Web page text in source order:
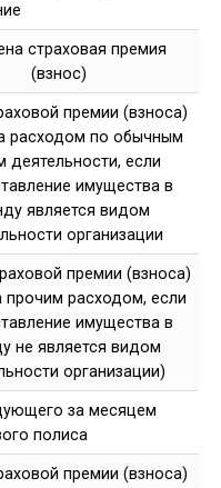
страховая премия
(взнос)
премии (взноса)
расходом по обычным
деятельности, если
имущества в
является видом
организации
премии (взноса)
прочим расходом, если
имущества в
не является видом
организации)
за месяцем
полиса
премии (взноса)